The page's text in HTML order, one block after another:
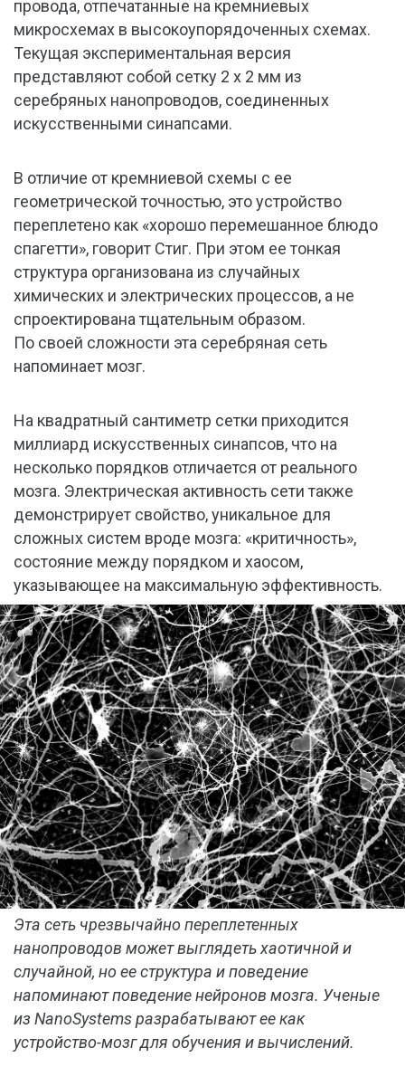
провода, отпечатанные на кремниевых
микросхемах в высокоупорядоченных схемах.
Текущая экспериментальная версия
представляют собой сетку 2 х 2 мм из
серебряных нанопроводов, соединенных
искусственными синапсами.
В отличие от кремниевой схемы с ее
геометрической точностью, это устройство
переплетено как «хорошо перемешанное блюдо
спагетти», говорит Стиг. При этом ее тонкая
структура организована из случайных
химических и электрических процессов, а не
спроектирована тщательным образом.
По своей сложности эта серебряная сеть
напоминает мозг.
На квадратный сантиметр сетки приходится
миллиард искусственных синапсов, что на
несколько порядков отличается от реального
мозга. Электрическая активность сети также
демонстрирует свойство, уникальное для
сложных систем вроде мозга: «критичность»,
состояние между порядком и хаосом,
указывающее на максимальную эффективность.
Эта сеть чрезвычайно переплетенных
нанопроводов может выглядеть хаотичной и
случайной, но ее структура и поведение
напоминают поведение нейронов мозга. Ученые
из NanoSystems разрабатывают ее как
устройство-мозг для обучения и вычислений.